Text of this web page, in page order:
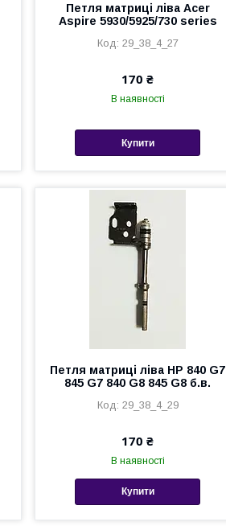
Петля матриці ліва Acer
Aspire 5930/5925/730 series
29_38_4_27
170 ₴
В наявності
Купити
Петля матриці ліва HP 840 G7
845 G7 840 G8 845 G8 б.в.
29_38_4_29
170 ₴
В наявності
Купити